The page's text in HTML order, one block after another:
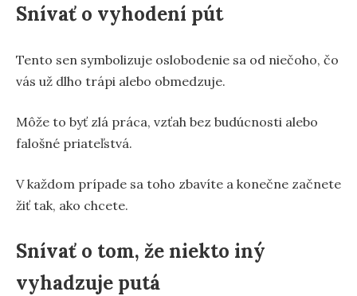
Snívať o vyhodení pút
Tento sen symbolizuje oslobodenie sa od niečoho, čo
vás už dlho trápi alebo obmedzuje.
Môže to byť zlá práca, vzťah bez budúcnosti alebo
falošné priateľstvá.
V každom prípade sa toho zbavíte a konečne začnete
žiť tak, ako chcete.
Snívať o tom, že niekto iný
vyhadzuje putá